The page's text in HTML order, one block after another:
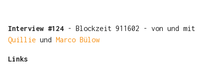
Interview #124 - Blockzeit 911602 - von und mit
Quillie und Marco Bülow
Links